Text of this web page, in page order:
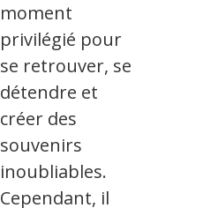
moment
privilégié pour
se retrouver, se
détendre et
créer des
souvenirs
inoubliables.
Cependant, il